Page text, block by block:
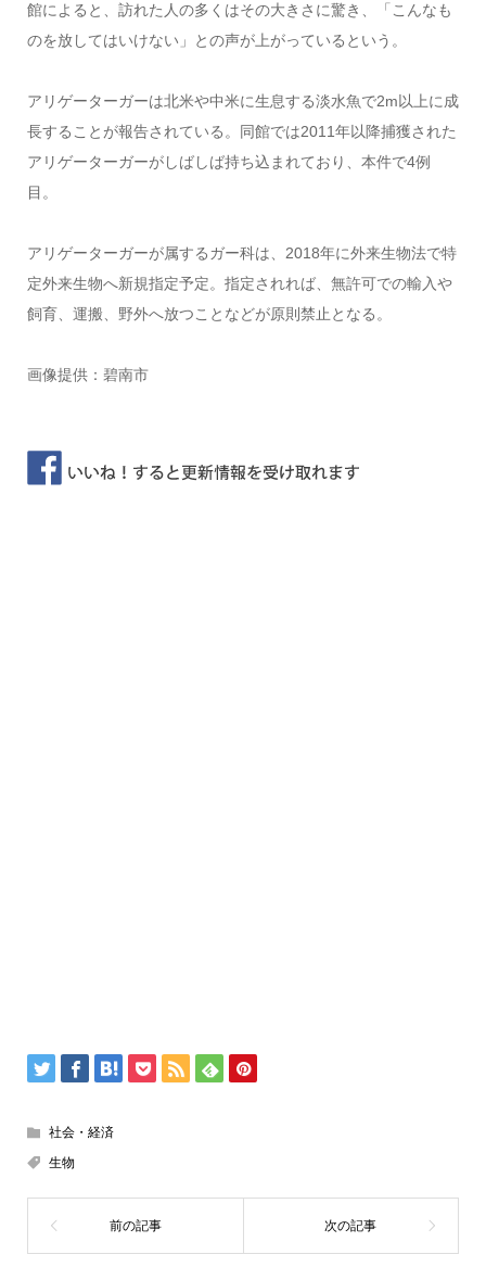
館によると、訪れた人の多くはその大きさに驚き、「こんなも
のを放してはいけない」との声が上がっているという。
アリゲーターガーは北米や中米に生息する淡水魚で2m以上に成
長することが報告されている。同館では2011年以降捕獲された
アリゲーターガーがしばしば持ち込まれており、本件で4例
目。
アリゲーターガーが属するガー科は、2018年に外来生物法で特
定外来生物へ新規指定予定。指定されれば、無許可での輸入や
飼育、運搬、野外へ放つことなどが原則禁止となる。
画像提供：碧南市
社会・経済
生物